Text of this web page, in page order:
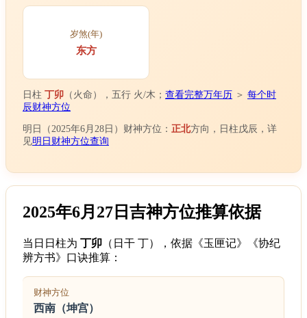
岁煞(年)
东方
日柱 丁卯 （火命），五行 火/木； 查看完整万年历 ＞ 每个时
辰财神方位
明日（2025年6月28日）财神方位： 正北方向，日柱戊辰，详
见明日财神方位查询
2025年6月27日吉神方位推算依据
当日日柱为 丁卯 （日干 丁），依据《玉匣记》《协纪
辨方书》口诀推算：
财神方位
西南（坤宫）